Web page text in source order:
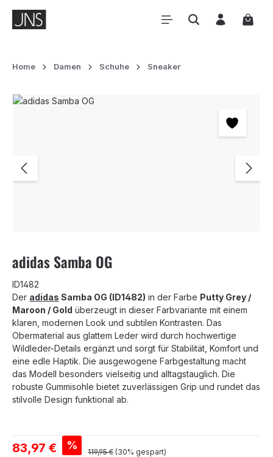
Zum Hauptinhalt springen
Home Damen Schuhe Sneaker
Bildergalerie überspringen
adidas Samba OG
ID1482
Der adidas Samba OG (ID1482) in der Farbe Putty Grey /
Maroon / Gold überzeugt in dieser Farbvariante mit einem
klaren, modernen Look und subtilen Kontrasten. Das
Obermaterial aus glattem Leder wird durch hochwertige
Wildleder-Details ergänzt und sorgt für Stabilität, Komfort und
eine edle Haptik. Die ausgewogene Farbgestaltung macht
das Modell besonders vielseitig und alltagstauglich. Die
robuste Gummisohle bietet zuverlässigen Grip und rundet das
stilvolle Design funktional ab.
Verkaufspreis:
83,97 € % Regulärer Preis:
119,95 € (30% gespart)